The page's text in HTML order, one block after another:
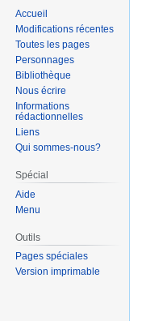
Accueil
Modifications récentes
Toutes les pages
Personnages
Bibliothèque
Nous écrire
Informations
rédactionnelles
Liens
Qui sommes-nous?
Spécial
Aide
Menu
Outils
Pages spéciales
Version imprimable